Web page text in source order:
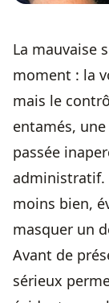
La mauvaise
moment : la
mais le
entamés,
passée
administratif.
moins bien,
masquer un
Avant de
sérieux